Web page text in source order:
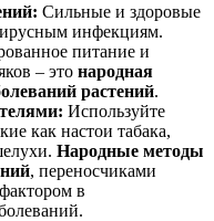
Сильные и здоровые
инфекциям.
питание и
– это народная
растений.
Используйте
как настои табака,
Народные методы
, переносчиками
в